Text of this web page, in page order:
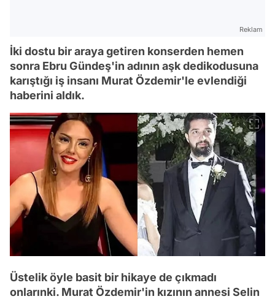
Reklam
İki dostu bir araya getiren konserden hemen
sonra Ebru Gündeş'in adının aşk dedikodusuna
karıştığı iş insanı Murat Özdemir'le evlendiği
haberini aldık.
Üstelik öyle basit bir hikaye de çıkmadı
onlarınki. Murat Özdemir'in kızının annesi Selin